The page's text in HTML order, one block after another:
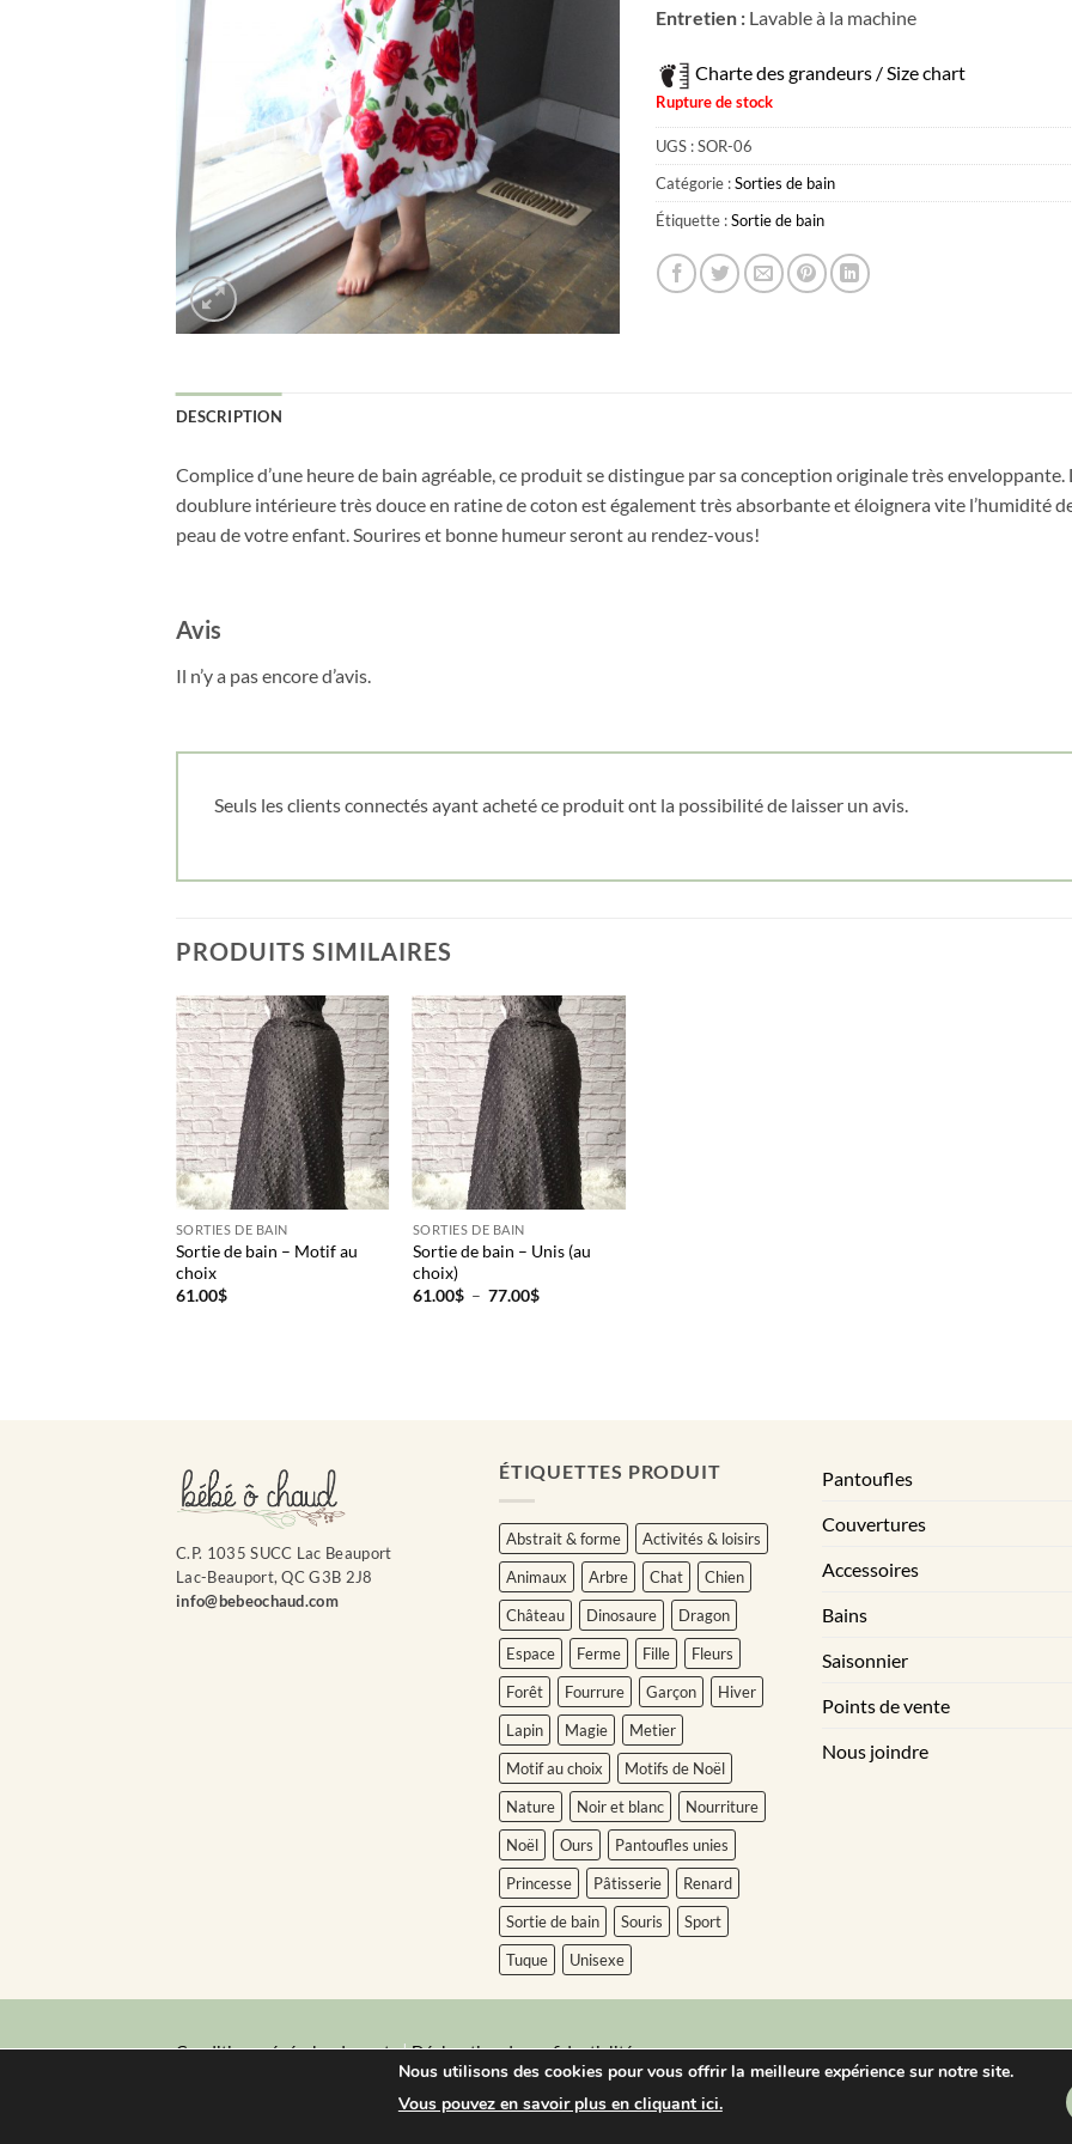
Entretien :Lavable à la machine
Charte des grandeurs / Size chart
Rupture de stock
UGS :SOR-06
Catégorie :Sorties de bain
Étiquette :Sortie de bain
DESCRIPTION
Complice d’une heure de bain agréable, ce produit se distingue par sa conception originale très enveloppante.
doublure intérieure très douce en ratine de coton est également très absorbante et éloignera vite l’humidité
peau de votre enfant. Sourires et bonne humeur seront au rendez-vous!
Avis
Il n’y a pas encore d’avis.
Seuls les clients connectés ayant acheté ce produit ont la possibilité de laisser un avis.
PRODUITS SIMILAIRES
SORTIES DE BAIN
Sortie de bain – Motif au
choix
61.00$
SORTIES DE BAIN
Sortie de bain – Unis (au
choix)
61.00$ – 77.00$Plage
C.P. 1035 SUCC Lac Beauport
Lac-Beauport, QC G3B 2J8
info@bebeochaud.com
ÉTIQUETTES PRODUIT
Abstrait & forme
Activités & loisirs
Animaux
Arbre Chat
Chien
Château
Dinosaure
Dragon
Espace
Ferme Fille
Fleurs
Forêt
Fourrure Garçon
Hiver
Lapin
Magie
Metier
Motif au choix
Motifs de Noël
Nature
Noir et blanc
Nourriture
Noël
Ours
Pantoufles unies
Princesse
Pâtisserie
Renard
Sortie de bain
Souris
Sport
Tuque
Unisexe
Pantoufles
Couvertures
Accessoires
Bains
Saisonnier
Points de vente
Nous joindre
Conditions générales de vente|Déclaration de confidentialité
Nous utilisons des cookies pour vous offrir la meilleure expérience sur notre site.
Vous pouvez en savoir plus en cliquant ici.
Courriel*